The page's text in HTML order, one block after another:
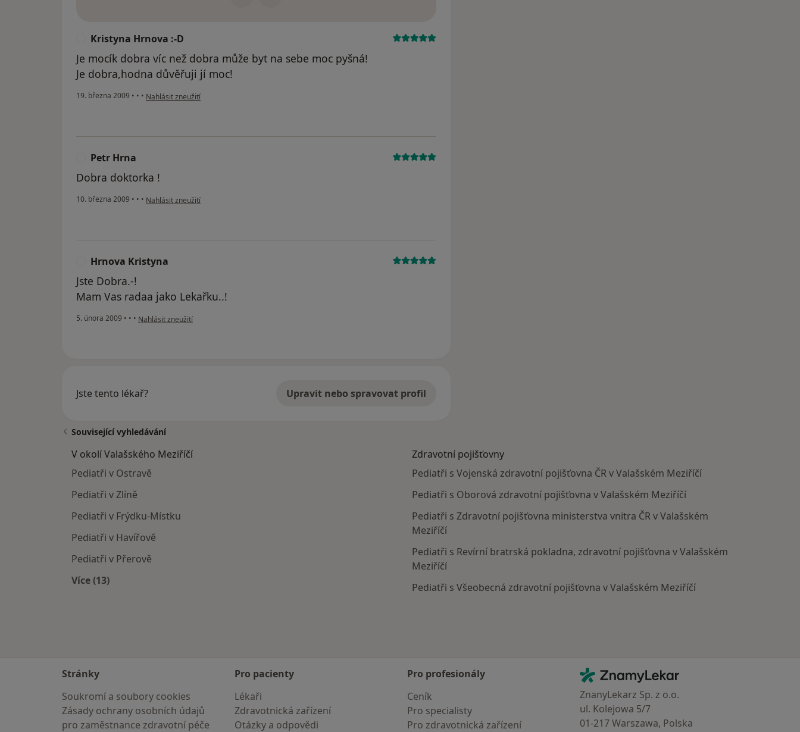
Kristyna Hrnova :-D
Je mocík dobra víc než dobra může byt na sebe moc pyšná!
Je dobra,hodna důvěřuji jí moc!
19. března 2009 • • • podle názoru uživatele Kristyna Hrnova :-D
Nahlásit zneužití
Petr Hrna
Dobra doktorka !
10. března 2009 • • • podle názoru uživatele Petr Hrna
Nahlásit zneužití
Hrnova Kristyna
Jste Dobra.-!
Mam Vas radaa jako Lekařku..!
5. února 2009 • • • podle názoru uživatele Hrnova Kristyna
Nahlásit zneužití
Jste tento lékař? Upravit nebo spravovat profil
Související vyhledávání
V okolí Valašského Meziříčí
Pediatři v Ostravě
Pediatři v Zlíně
Pediatři v Frýdku-Místku
Pediatři v Havířově
Pediatři v Přerově
Více (13)
Zdravotní pojišťovny
Pediatři s Vojenská zdravotní pojišťovna ČR v Valašském Meziříčí
Pediatři s Oborová zdravotní pojišťovna v Valašském Meziříčí
Pediatři s Zdravotní pojišťovna ministerstva vnitra ČR v Valašském
Meziříčí
Pediatři s Revírní bratrská pokladna, zdravotní pojišťovna v Valašském
Meziříčí
Pediatři s Všeobecná zdravotní pojišťovna v Valašském Meziříčí
Stránky
Soukromí a soubory cookies
Zásady ochrany osobních údajů
pro zaměstnance zdravotní péče
Pro pacienty
Lékaři
Zdravotnická zařízení
Otázky a odpovědi
Pro profesionály
Ceník
Pro specialisty
Pro zdravotnická zařízení
Kontakt
ZnamyLekar - Hlavní stránka
ZnanyLekarz Sp. z o.o.
ul. Kolejowa 5/7
01-217 Warszawa, Polska